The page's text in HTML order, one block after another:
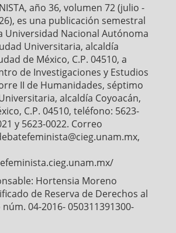
p
año 36, volumen 72 (julio -
es una publicación semestral
Universidad Nacional Autónoma
Universitaria, alcaldía
de México, C.P. 04510, a
de Investigaciones y Estudios
II de Humanidades, séptimo
alcaldía Coyoacán,
C.P. 04510, teléfono: 5623-
y 5623-0022. Correo
Hortensia Moreno
de Reserva de Derechos al
04-2016- 050311391300-